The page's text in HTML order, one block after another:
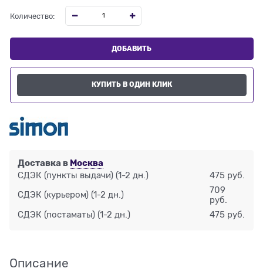
Количество:
ДОБАВИТЬ
КУПИТЬ В ОДИН КЛИК
Доставка в Москва
СДЭК (пункты выдачи) (1-2 дн.) 475 руб.
СДЭК (курьером) (1-2 дн.)
709
руб.
СДЭК (постаматы) (1-2 дн.) 475 руб.
Описание